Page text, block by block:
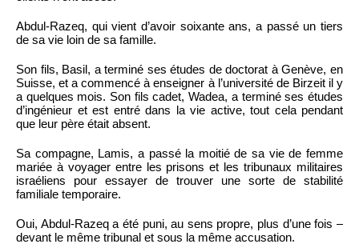
Abdul-Razeq, qui vient d’avoir soixante ans, a passé un tiers
de sa vie loin de sa famille.
Son fils, Basil, a terminé ses études de doctorat à Genève, en
Suisse, et a commencé à enseigner à l’université de Birzeit il y
a quelques mois. Son fils cadet, Wadea, a terminé ses études
d’ingénieur et est entré dans la vie active, tout cela pendant
que leur père était absent.
Sa compagne, Lamis, a passé la moitié de sa vie de femme
mariée à voyager entre les prisons et les tribunaux militaires
israéliens pour essayer de trouver une sorte de stabilité
familiale temporaire.
Oui, Abdul-Razeq a été puni, au sens propre, plus d’une fois –
devant le même tribunal et sous la même accusation.